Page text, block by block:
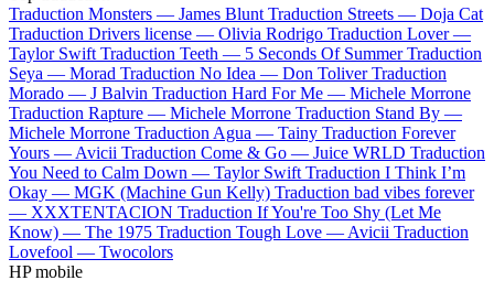
Traduction Monsters — James Blunt Traduction Streets — Doja Cat
Traduction Drivers license — Olivia Rodrigo Traduction Lover —
Taylor Swift Traduction Teeth — 5 Seconds Of Summer Traduction
Seya — Morad Traduction No Idea — Don Toliver Traduction
Morado — J Balvin Traduction Hard For Me — Michele Morrone
Traduction Rapture — Michele Morrone Traduction Stand By —
Michele Morrone Traduction Agua — Tainy Traduction Forever
Yours — Avicii Traduction Come & Go — Juice WRLD Traduction
You Need to Calm Down — Taylor Swift Traduction I Think I’m
Okay — MGK (Machine Gun Kelly) Traduction bad vibes forever
— XXXTENTACION Traduction If You're Too Shy (Let Me
Know) — The 1975 Traduction Tough Love — Avicii Traduction
Lovefool — Twocolors
HP mobile